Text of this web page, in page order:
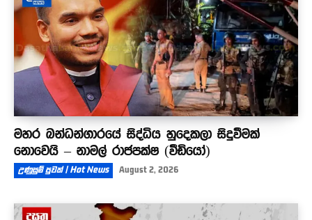
මහර බන්ධන්ගාරයේ සිද්ධිය හුදෙකලා සිදුවීමක්
නොවෙයි – නාමල් රාජපක්ෂ (වීඩියෝ)
උණුසුම් පුවත් | Hot News August 2, 2026